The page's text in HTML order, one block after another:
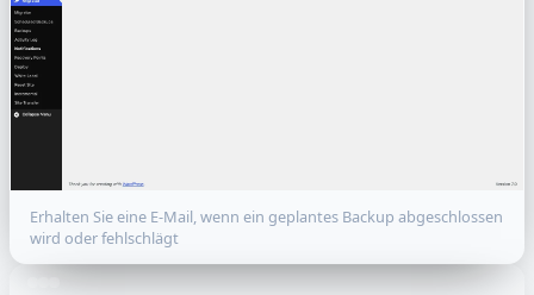
Erhalten Sie eine E-Mail, wenn ein geplantes Backup abgeschlossen
wird oder fehlschlägt